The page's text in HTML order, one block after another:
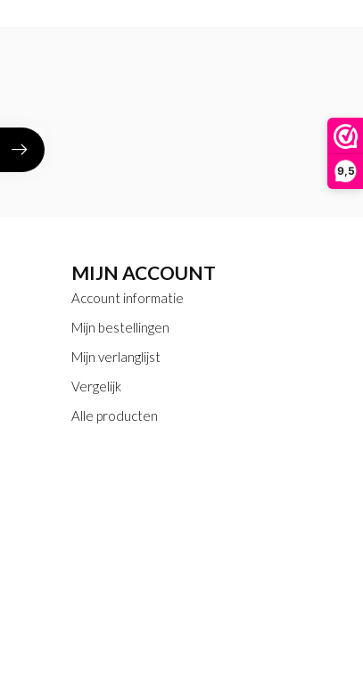
9,5
MIJN ACCOUNT
Account informatie
Mijn bestellingen
Mijn verlanglijst
Vergelijk
Alle producten